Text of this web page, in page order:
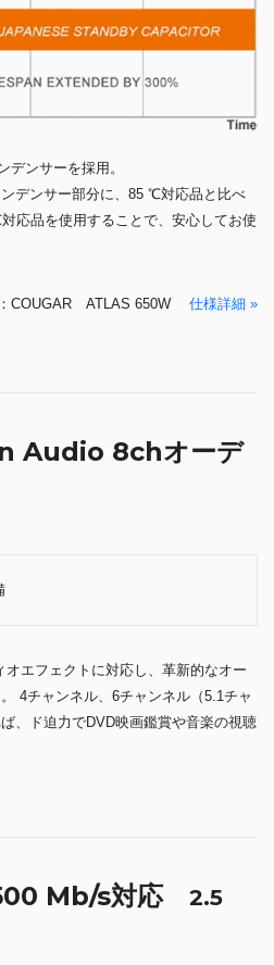
デンサーを採用。
デンサー部分に、85 ℃対応品と比べ
応品を使用することで、安心してお使
COUGAR ATLAS 650W 仕様詳細 »
Audio 8chオーデ
エフェクトに対応し、革新的なオー
4チャンネル、6チャンネル（5.1チャ
、ド迫力でDVD映画鑑賞や音楽の視聴
Mb/s対応 2.5